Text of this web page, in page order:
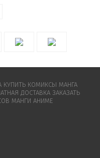
КУПИТЬ КОМИКСЫ МАНГА
ДОСТАВКА ЗАКАЗАТЬ
МАНГИ АНИМЕ